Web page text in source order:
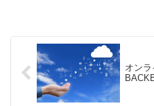
オンラ